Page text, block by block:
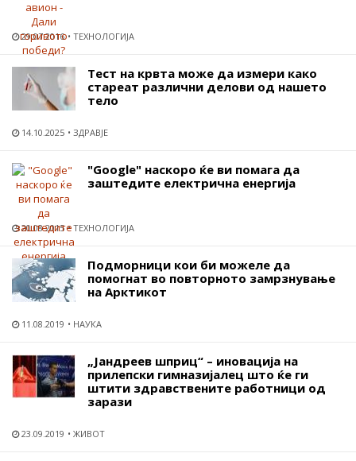
29.07.2016 ТЕХНОЛОГИЈА
Тест на крвта може да измери како
стареат различни делови од нашето
тело
14.10.2025 ЗДРАВЈЕ
"Google" наскоро ќе ви помага да
заштедите електрична енергија
20.08.2015 ТЕХНОЛОГИЈА
Подморници кои би можеле да
помогнат во повторното замрзнување
на Арктикот
11.08.2019 НАУКА
„Јандреев шприц“ – иновација на
прилепски гимназијалец што ќе ги
штити здравствените работници од
зарази
23.09.2019 ЖИВОТ